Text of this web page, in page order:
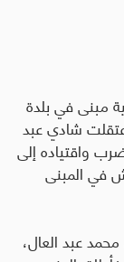
مبنى في بلدة
شادي عبد
واقتياده إلى
في المبنى
قريب له يبلغ 15 عامًا، محمد عبد العال،